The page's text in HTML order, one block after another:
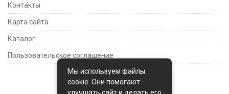
Контакты
Карта сайта
Каталог
Пользовательское соглашение
Мы используем файлы
cookie. Они помогают